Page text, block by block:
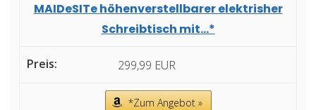
MAIDeSITe höhenverstellbarer elektrisher
Schreibtisch mit...*
299,99 EUR
*Zum Angebot »